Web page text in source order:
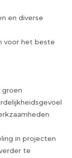
en diverse
voor het beste
groen
in projecten
te